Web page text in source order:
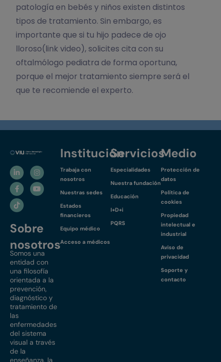
patología en bebés y niños existen distintos
tipos de tratamiento. Sin embargo, es
importante que si tu hijo padece de ojo
lloroso(link video), solicites cita con su
oftalmólogo pediatra de forma oportuna,
porque el mejor tratamiento siempre será el
que te recomiende el experto.
Sobre
nosotros
Somos una
entidad con
una filosofía
orientada a la
prevención,
diagnóstico y
tratamiento de
las
enfermedades
del sistema
visual a través
de la
Institución
Trabaja con
nosotros
Nuestras sedes
Estados
financieros
Equipo médico
Acceso a médicos
Servicios
Especialidades
Nuestra fundación
Educación
I+D+i
PQRS
Medio
Protección de
datos
Política de
cookies
Propiedad
intelectual e
industrial
Aviso de
privacidad
Soporte y
contacto